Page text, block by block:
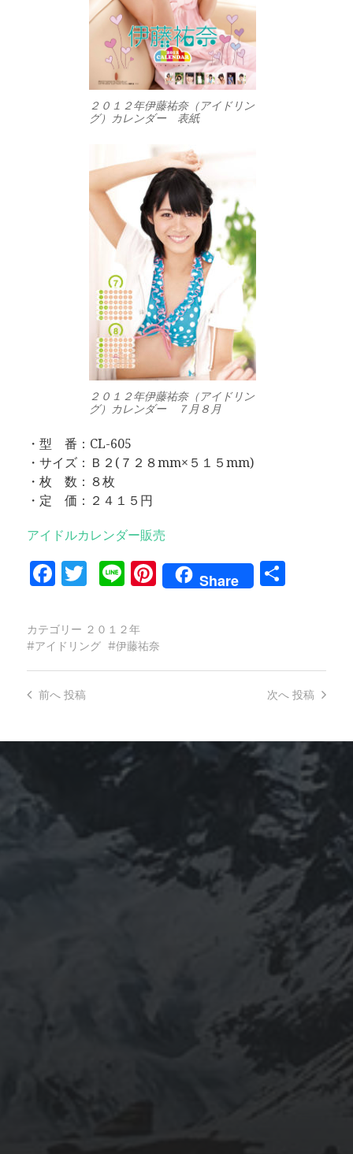
２０１２年伊藤祐奈（アイドリン
グ）カレンダー 表紙
２０１２年伊藤祐奈（アイドリン
グ）カレンダー ７月８月
・型 番：CL-605
・サイズ：Ｂ２(７２８mm×５１５mm)
・枚 数：８枚
・定 価：２４１５円
アイドルカレンダー販売
Facebook
Twitter
LinePinterest
Share
カテゴリー ２０１２年
アイドリング
伊藤祐奈
次へ 投稿
前へ投稿